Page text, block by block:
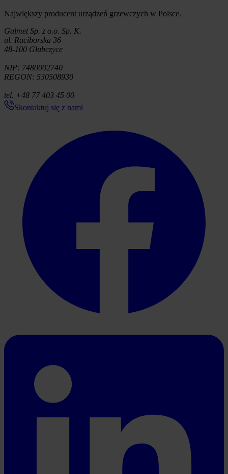
Informacje o firmie
Największy producent urządzeń grzewczych w Polsce.
Galmet Sp. z o.o. Sp. K.
ul. Raciborska 36
48-100 Głubczyce
NIP: 7480002740
REGON: 530508930
tel. +48 77 403 45 00
Skontaktuj się z nami